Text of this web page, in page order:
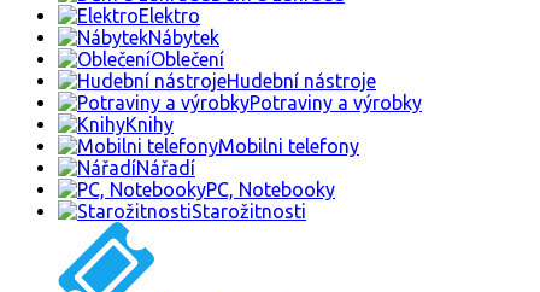
Elektro
Nábytek
Oblečení
Hudební nástroje
Potraviny a výrobky
Knihy
Mobilni telefony
Nářadí
PC, Notebooky
Starožitnosti